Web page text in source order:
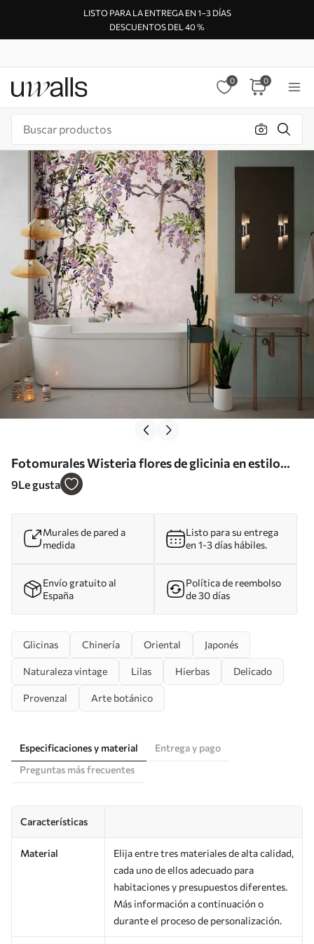
LISTO PARA LA ENTREGA EN 1–3 DÍAS
DESCUENTOS DEL 40 %
0 0
Fotomurales Wisteria flores de glicinia en estilo
vintage Nr. u94621
9Le gusta
Murales de pared a
medida
Listo para su entrega
en 1-3 días hábiles.
Envío gratuito al
España
Política de reembolso
de 30 días
Glicinas Chinería Oriental Japonés
Naturaleza vintage Lilas Hierbas Delicado
Provenzal Arte botánico
Especificaciones y material
Entrega y pago
Preguntas más frecuentes
Características
Material
Elija entre tres materiales de alta calidad,
cada uno de ellos adecuado para
habitaciones y presupuestos diferentes.
Más información a continuación o
durante el proceso de personalización.